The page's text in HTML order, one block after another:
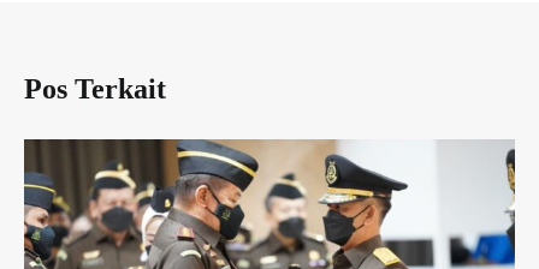
Pos Terkait